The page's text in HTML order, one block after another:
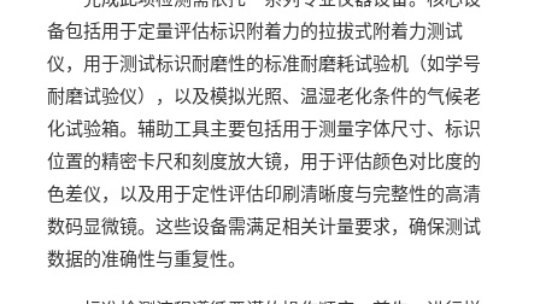
备包括用于定量评估标识附着力的拉拔式附着力测试
仪，用于测试标识耐磨性的标准耐磨耗试验机（如学号
耐磨试验仪），以及模拟光照、温湿老化条件的气候老
化试验箱。辅助工具主要包括用于测量字体尺寸、标识
位置的精密卡尺和刻度放大镜，用于评估颜色对比度的
色差仪，以及用于定性评估印刷清晰度与完整性的高清
数码显微镜。这些设备需满足相关计量要求，确保测试
数据的准确性与重复性。